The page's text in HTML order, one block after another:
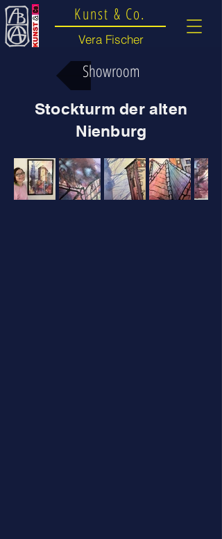
Kunst & Co.
Vera Fischer
Showroom
Stockturm der alten
Nienburg